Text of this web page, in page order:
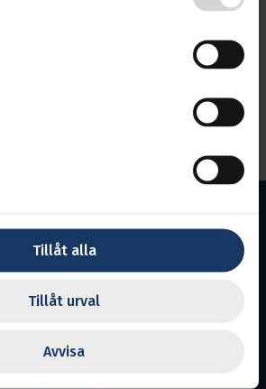
Tillåt alla
Tillåt urval
Avvisa
och även
Representantskapet 2025.
göra ett fyllnadsval till årets
under mötet.
utgivare: Örjan Jakobsson